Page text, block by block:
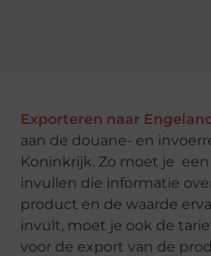
Exporteren naar
aan de douane- en
Koninkrijk. Zo moet je
invullen die informatie
product en de waarde
invult, moet je ook de
voor de export van de